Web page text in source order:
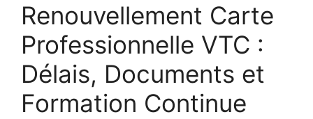
Renouvellement Carte
Professionnelle VTC :
Délais, Documents et
Formation Continue